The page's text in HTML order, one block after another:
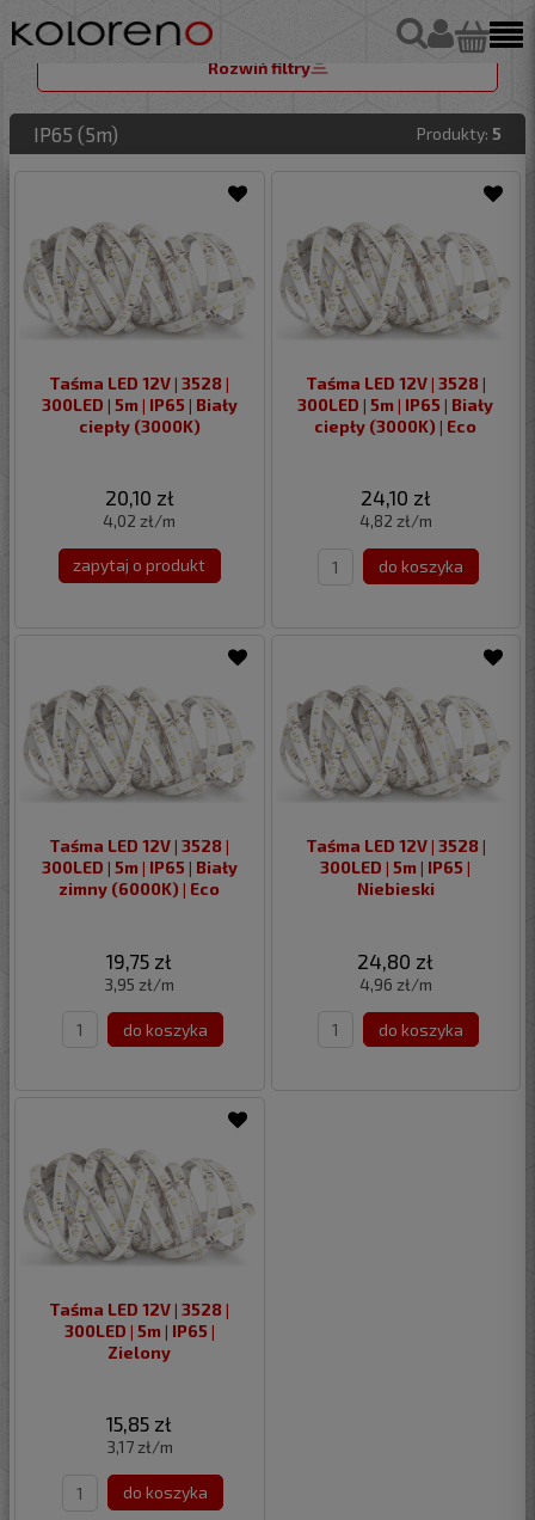
Rozwiń filtry
IP65 (5m) Produkty: 5
Taśma LED 12V | 3528 |
300LED | 5m | IP65 | Biały
ciepły (3000K)
20,10 zł
4,02 zł/m
zapytaj o produkt
Taśma LED 12V | 3528 |
300LED | 5m | IP65 | Biały
ciepły (3000K) | Eco
24,10 zł
4,82 zł/m
do koszyka
Taśma LED 12V | 3528 |
300LED | 5m | IP65 | Biały
zimny (6000K) | Eco
19,75 zł
3,95 zł/m
do koszyka
Taśma LED 12V | 3528 |
300LED | 5m | IP65 |
Niebieski
24,80 zł
4,96 zł/m
do koszyka
Taśma LED 12V | 3528 |
300LED | 5m | IP65 |
Zielony
15,85 zł
3,17 zł/m
do koszyka